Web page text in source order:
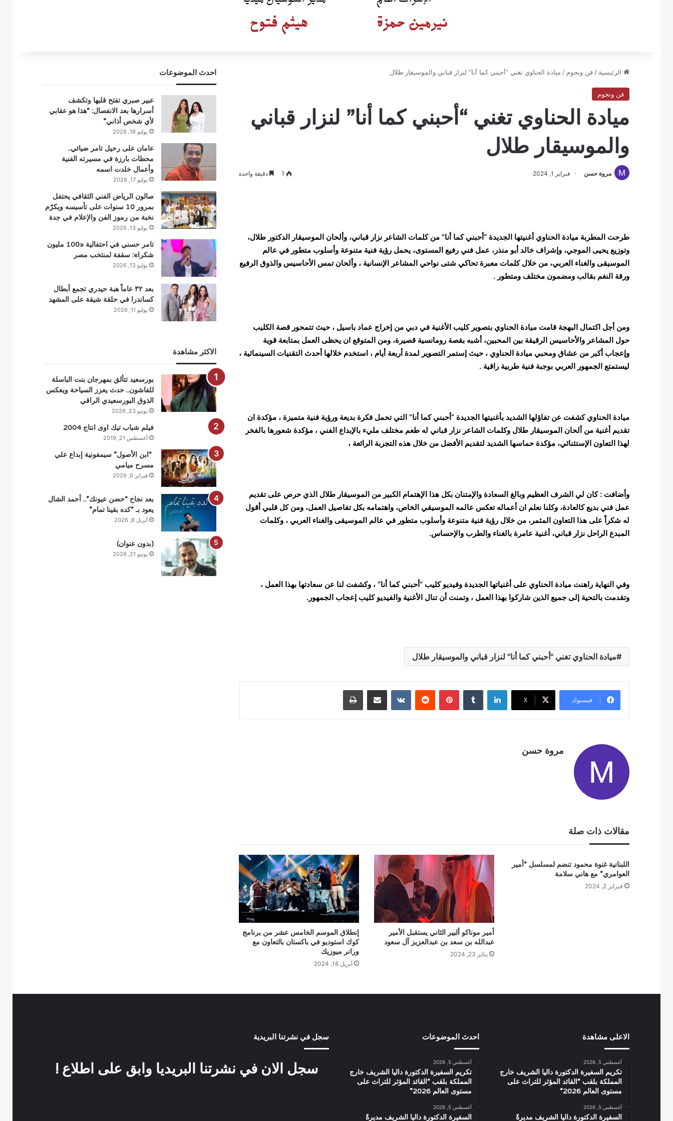
الرئيسية / فن ونجوم / ميادة الحناوي تغني “أحبني كما أنا” لنزار قباني والموسيقار طلال
فن ونجوم
ميادة الحناوي تغني “أحبني كما أنا” لنزار قباني
والموسيقار طلال
مروة حسن فبراير 1, 2024 1 دقيقة واحدة
طرحت المطربة ميادة الحناوي أغنيتها الجديدة “أحبني كما أنا” من كلمات الشاعر نزار قباني، وألحان الموسيقار الدكتور طلال،
وتوزيع يحيى الموجي، وإشراف خالد أبو منذر، عمل فني رفيع المستوى، يحمل رؤية فنية متنوعة وأسلوب متطور في عالم
الموسيقى والغناء العربي، من خلال كلمات معبرة تحاكي شتى نواحي المشاعر الإنسانية ، وألحان تمس الأحاسيس والذوق الرفيع
ورقة النغم بقالب ومضمون مختلف ومتطور .
ومن أجل اكتمال البهجة قامت ميادة الحناوي بتصوير كليب الأغنية في دبي من إخراج عماد باسيل ، حيث تتمحور قصة الكليب
حول المشاعر والأحاسيس الرقيقة بين المحبين، أشبه بقصة رومانسية قصيرة، ومن المتوقع ان يحظى العمل بمتابعة قوية
وإعجاب أكبر من عشاق ومحبي ميادة الحناوي ، حيث إستمر التصوير لمدة أربعة أيام ، استخدم خلالها أحدث التقنيات السينمائية ،
ليستمتع الجمهور العربي بوجبة فنية طربية راقية .
ميادة الحناوي كشفت عن تفاؤلها الشديد بأغنيتها الجديدة “أحبني كما أنا” التي تحمل فكرة بديعة ورؤية فنية متميزة ، مؤكدة ان
تقديم أغنية من ألحان الموسيقار طلال وكلمات الشاعر نزار قباني له طعم مختلف مليء بالإبداع الفني ، مؤكدة شعورها بالفخر
لهذا التعاون الإستثنائي، مؤكدة حماسها الشديد لتقديم الأفضل من خلال هذه التجربة الرائعة ،
وأضافت : كان لي الشرف العظيم وبالغ السعادة والإمتنان بكل هذا الإهتمام الكبير من الموسيقار طلال الذي حرص على تقديم
عمل فني بديع كالعادة، وكلنا نعلم ان أعماله تعكس عالمه الموسيقي الخاص، واهتمامه بكل تفاصيل العمل، ومن كل قلبي أقول
له شكراً على هذا التعاون المثمر، من خلال رؤية فنية متنوعة وأسلوب متطور في عالم الموسيقى والغناء العربي ، وكلمات
المبدع الراحل نزار قباني، أغنية عامرة بالغناء والطرب والإحساس.
وفي النهاية راهنت ميادة الحناوي على أغنياتها الجديدة وفيديو كليب “أحبني كما أنا” ، وكشفت لنا عن سعادتها بهذا العمل ،
وتقدمت بالتحية إلى جميع الذين شاركوا بهذا العمل ، وتمنت أن تنال الأغنية والفيديو كليب إعجاب الجمهور.
ميادة الحناوي تغني "أحبني كما أنا" لنزار قباني والموسيقار طلال
فيسبوك ‫X
لينكدإن بينتيريست مشاركة عبر البريد طباعة
مروة حسن
مقالات ذات صلة
اللبنانية غنوة محمود تنضم لمسلسل “أمير
العوامري” مع هاني سلامة
فبراير 2, 2024
أمير موناكو ألبير الثاني يستقبل الأمير
عبدالله بن سعد بن عبدالعزيز آل سعود
يناير 23, 2024
إنطلاق الموسم الخامس عشر من برنامج
كوك استوديو في باكستان بالتعاون مع
ورانر ميوزيك
أبريل 18, 2024
احدث الموضوعات
عبير صبري تفتح قلبها وتكشف
أسرارها بعد الانفصال: “هذا هو عقابي
لأي شخص أذاني”
يوليو 18, 2026
عامان على رحيل تامر ضيائي..
محطات بارزة في مسيرته الفنية
وأعمال خلدت اسمه
يوليو 17, 2026
صالون الرياض الفني الثقافي يحتفل
بمرور 10 سنوات على تأسيسه ويكرّم
نخبة من رموز الفن والإعلام في جدة
يوليو 13, 2026
تامر حسني في احتفالية «100 مليون
شكرا»: سقفة لمنتخب مصر
يوليو 13, 2026
بعد ٣٢ عاماً هبة حيدري تجمع أبطال
كساندرا في حلقة شيقة على المشهد
يوليو 11, 2026
الاكثر مشاهدة
بورسعيد تتألق بمهرجان بنت الباسلة
للفاشون.. حدث يعزز السياحة ويعكس
الذوق البورسعيدي الراقي
يونيو 23, 2026
فيلم شباب تيك اوى انتاج 2004
أغسطس 21, 2019
“ابن الأصول” سيمفونية إبداع علي
مسرح ميامي
فبراير 6, 2026
بعد نجاح “حضن عيونك”.. أحمد الشال
يعود بـ “كده بقينا تمام”
أبريل 8, 2026
(بدون عنوان)
يونيو 21, 2026
الاعلى مشاهدة
أغسطس 5, 2026
تكريم السفيرة الدكتورة داليا الشريف خارج
المملكة بلقب “القائد المؤثر للتراث على
مستوى العالم 2026”
أغسطس 5, 2026
السفيرة الدكتورة داليا الشريف مديرةً
احدث الموضوعات
أغسطس 5, 2026
تكريم السفيرة الدكتورة داليا الشريف خارج
المملكة بلقب “القائد المؤثر للتراث على
مستوى العالم 2026”
أغسطس 5, 2026
السفيرة الدكتورة داليا الشريف مديرةً
سجل في نشرتنا البريدية
سجل الان في نشرتنا البريديا وابق على اطلاع !